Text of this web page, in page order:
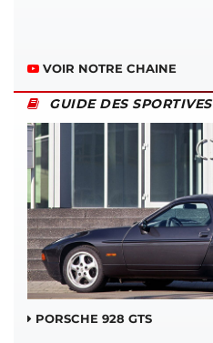
VOIR NOTRE CHAINE
GUIDE DES SPORTIVES
PORSCHE 928 GTS